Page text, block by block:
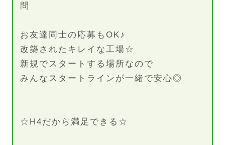
問
お友達同士の応募もOK♪
改築されたキレイな工場☆
新規でスタートする場所なので
みんなスタートラインが一緒で安心◎
☆H4だから満足できる☆